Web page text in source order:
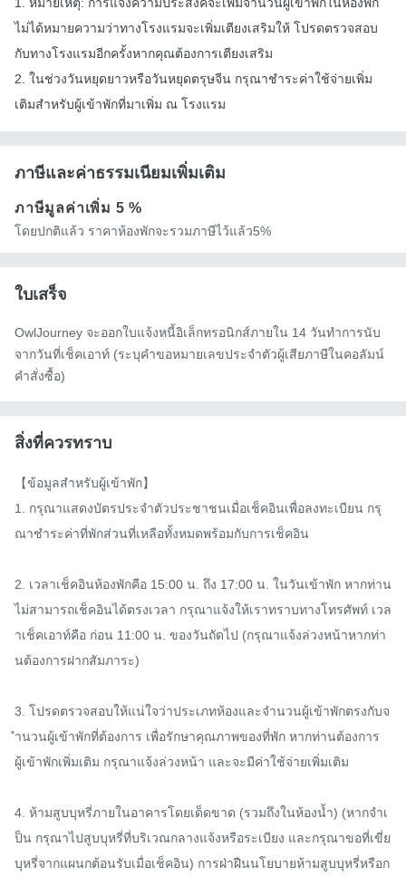
1. หมายเหตุ: การแจ้งความประสงค์จะเพิ่มจำนวนผู้เข้าพักในห้องพัก
ไม่ได้หมายความว่าทางโรงแรมจะเพิ่มเตียงเสริมให้ โปรดตรวจสอบ
กับทางโรงแรมอีกครั้งหากคุณต้องการเตียงเสริม
2. ในช่วงวันหยุดยาวหรือวันหยุดตรุษจีน กรุณาชำระค่าใช้จ่ายเพิ่ม
เติมสำหรับผู้เข้าพักที่มาเพิ่ม ณ โรงแรม
ภาษีและค่าธรรมเนียมเพิ่มเติม
ภาษีมูลค่าเพิ่ม 5 %
โดยปกติแล้ว ราคาห้องพักจะรวมภาษีไว้แล้ว5%
ใบเสร็จ
OwlJourney จะออกใบแจ้งหนี้อิเล็กทรอนิกส์ภายใน 14 วันทำการนับ
จากวันที่เช็คเอาท์ (ระบุคำขอหมายเลขประจำตัวผู้เสียภาษีในคอลัมน์
คำสั่งซื้อ)
สิ่งที่ควรทราบ
【ข้อมูลสำหรับผู้เข้าพัก】
1. กรุณาแสดงบัตรประจำตัวประชาชนเมื่อเช็คอินเพื่อลงทะเบียน กรุ
ณาชำระค่าที่พักส่วนที่เหลือทั้งหมดพร้อมกับการเช็คอิน
2. เวลาเช็คอินห้องพักคือ 15:00 น. ถึง 17:00 น. ในวันเข้าพัก หากท่าน
ไม่สามารถเช็คอินได้ตรงเวลา กรุณาแจ้งให้เราทราบทางโทรศัพท์ เวล
าเช็คเอาท์คือ ก่อน 11:00 น. ของวันถัดไป (กรุณาแจ้งล่วงหน้าหากท่า
นต้องการฝากสัมภาระ)
3. โปรดตรวจสอบให้แน่ใจว่าประเภทห้องและจำนวนผู้เข้าพักตรงกับจ
ำนวนผู้เข้าพักที่ต้องการ เพื่อรักษาคุณภาพของที่พัก หากท่านต้องการ
ผู้เข้าพักเพิ่มเติม กรุณาแจ้งล่วงหน้า และจะมีค่าใช้จ่ายเพิ่มเติม
4. ห้ามสูบบุหรี่ภายในอาคารโดยเด็ดขาด (รวมถึงในห้องน้ำ) (หากจำเ
ป็น กรุณาไปสูบบุหรี่ที่บริเวณกลางแจ้งหรือระเบียง และกรุณาขอที่เขี่ย
บุหรี่จากแผนกต้อนรับเมื่อเช็คอิน) การฝ่าฝืนนโยบายห้ามสูบบุหรี่หรือก